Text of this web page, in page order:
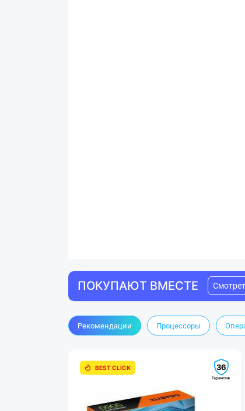
ПОКУПАЮТ ВМЕСТЕ
Рекомендации Процессоры
BEST CLICK 36
Гарантия